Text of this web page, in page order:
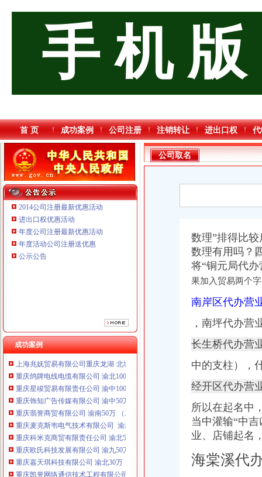
手 机 版
首 页 成功案例 公司注册 注销转让 进出口权
2014公司注册最新优惠活动
进出口权优惠活动
年度公司注册最新优惠活动
年度活动公司注册送优惠
公示公告
成功案例
重庆鸽牌电线电缆有限公司 渝北10010万 (进出口权)
重庆星竣贸易有限责任公司 渝中100万 （进出口权）
重庆饰知广告传媒有限公司 渝中50万 （工商注册）
重庆翡誉商贸有限公司 渝南50万 （工商注册）
重庆麦克斯韦电气技术有限公司 渝新 （工商注册）
重庆科米克商贸有限责任公司 渝北50万 （工商注册）
重庆欧氏科技发展有限公司 渝九50万 （进出口权）
重庆嘉天琪科技有限公司 渝北30万 （工商注册）
重庆凯誉网络通信技术工程有限公司 渝中300万 （工商变更）
重庆佳技维科技发展有限公司 渝南100万 （进出口权）
公司取名
数理”排得比
数理有用吗？
将“铜元局代
果加入贸易两个
南岸区代办营
， 南坪代办营
长生桥代办营
中的支柱），
经开区代办营
所以在起名中
当中灌输“中
业、店铺起名
海棠溪代